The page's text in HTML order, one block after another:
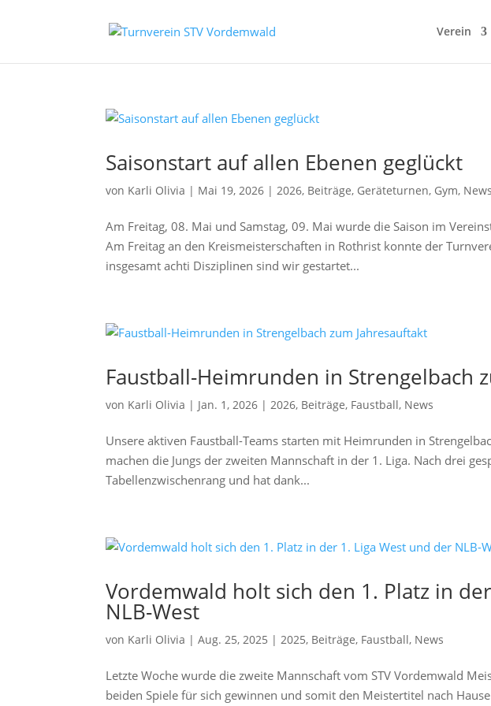
Verein
Saisonstart auf allen Ebenen geglückt
von Karli Olivia | Mai 19, 2026 |2026, Beiträge, Geräteturnen, Gym, News
Am Freitag, 08. Mai und Samstag, 09. Mai wurde die Saison im
Am Freitag an den Kreismeisterschaften in Rothrist konnte der
insgesamt achti Disziplinen sind wir gestartet...
Faustball-Heimrunden in Strengelbach
von Karli Olivia | Jan. 1, 2026 |2026, Beiträge, Faustball, News
Unsere aktiven Faustball-Teams starten mit Heimrunden in
machen die Jungs der zweiten Mannschaft in der 1. Liga. Nach drei
Tabellenzwischenrang und hat dank...
Vordemwald holt sich den 1. Platz in
NLB-West
von Karli Olivia |Aug. 25, 2025 |2025, Beiträge, Faustball, News
Letzte Woche wurde die zweite Mannschaft vom STV Vordemwald
beiden Spiele für sich gewinnen und somit den Meistertitel nach